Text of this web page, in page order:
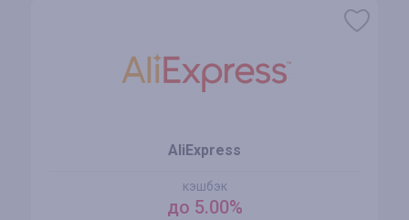
AliExpress
кэшбэк
до 5.00%